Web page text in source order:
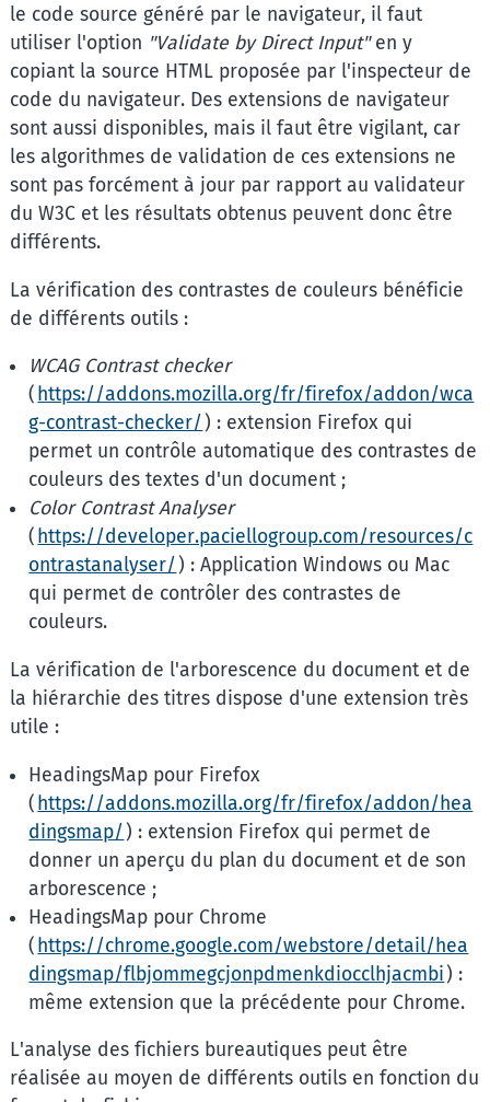
le code source généré par le navigateur, il faut
utiliser l'option "Validate by Direct Input"en y
copiant la source HTML proposée par l'inspecteur de
code du navigateur. Des extensions de navigateur
sont aussi disponibles, mais il faut être vigilant, car
les algorithmes de validation de ces extensions ne
sont pas forcément à jour par rapport au validateur
du W3C et les résultats obtenus peuvent donc être
différents.
La vérification des contrastes de couleurs bénéficie
de différents outils :
WCAG Contrast checker
(https://addons.mozilla.org/fr/firefox/addon/wca
g-contrast-checker/ ) : extension Firefox qui
permet un contrôle automatique des contrastes de
couleurs des textes d'un document ;
Color Contrast Analyser
(https://developer.paciellogroup.com/resources/c
ontrastanalyser/ ) : Application Windows ou Mac
qui permet de contrôler des contrastes de
couleurs.
La vérification de l'arborescence du document et de
la hiérarchie des titres dispose d'une extension très
utile :
HeadingsMap pour Firefox
(https://addons.mozilla.org/fr/firefox/addon/hea
dingsmap/) : extension Firefox qui permet de
donner un aperçu du plan du document et de son
arborescence ;
HeadingsMap pour Chrome
(https://chrome.google.com/webstore/detail/hea
dingsmap/flbjommegcjonpdmenkdiocclhjacmbi) :
même extension que la précédente pour Chrome.
L'analyse des fichiers bureautiques peut être
réalisée au moyen de différents outils en fonction du